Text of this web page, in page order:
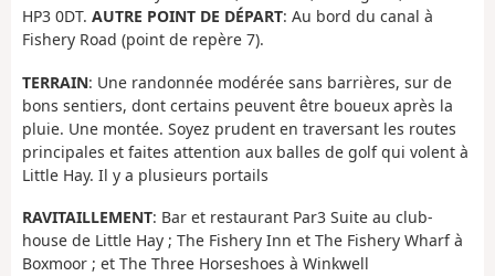
HP3 0DT. AUTRE POINT DE DÉPART: Au bord du canal à
Fishery Road (point de repère 7).
TERRAIN: Une randonnée modérée sans barrières, sur de
bons sentiers, dont certains peuvent être boueux après la
pluie. Une montée. Soyez prudent en traversant les routes
principales et faites attention aux balles de golf qui volent à
Little Hay. Il y a plusieurs portails
RAVITAILLEMENT: Bar et restaurant Par3 Suite au club-
house de Little Hay ; The Fishery Inn et The Fishery Wharf à
Boxmoor ; et The Three Horseshoes à Winkwell